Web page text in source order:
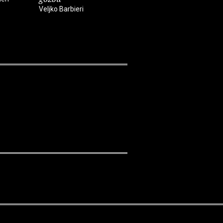
Veljko Barbieri